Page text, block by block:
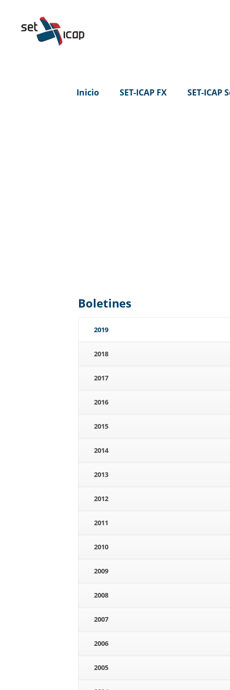
Inicio SET-ICAP FX SET-ICAP
Boletines
2019
2018
2017
2016
2015
2014
2013
2012
2011
2010
2009
2008
2007
2006
2005